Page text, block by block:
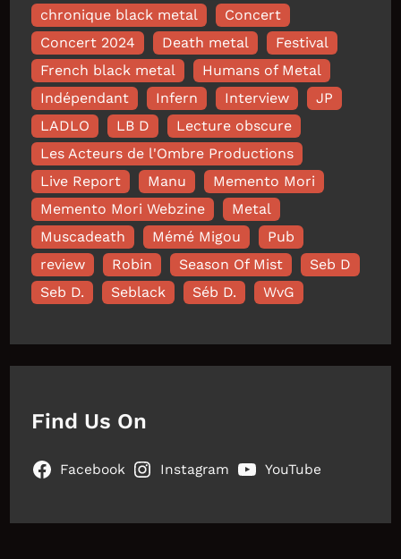
chronique black metal
Concert
Concert 2024
Death metal
Festival
French black metal
Humans of Metal
Indépendant
Infern Interview
JP
LADLO
LB D
Lecture obscure
Les Acteurs de l'Ombre Productions
Live Report
Manu
Memento Mori
Memento Mori Webzine
Metal
Muscadeath
Mémé Migou
Pub
review
Robin Season Of Mist
Seb D
Seb D.
Seblack Séb D. WvG
Find Us On
Facebook Instagram YouTube